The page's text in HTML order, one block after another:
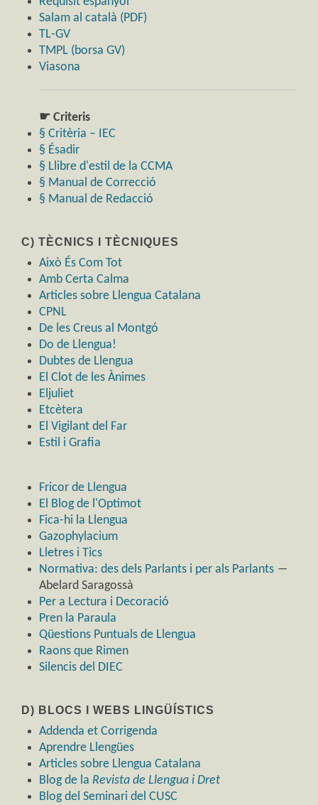
Salam al català (PDF)
TL-GV
TMPL (borsa GV)
Viasona
☛ Criteris
§ Critèria – IEC
§ Ésadir
§ Llibre d'estil de la CCMA
§ Manual de Correcció
§ Manual de Redacció
C) TÈCNICS I TÈCNIQUES
Això És Com Tot
Amb Certa Calma
Articles sobre Llengua Catalana
CPNL
De les Creus al Montgó
Do de Llengua!
Dubtes de Llengua
El Clot de les Ànimes
Eljuliet
Etcètera
El Vigilant del Far
Estil i Grafia
Fricor de Llengua
El Blog de l'Optimot
Fica-hi la Llengua
Gazophylacium
Lletres i Tics
Normativa: des dels Parlants i per als Parlants ―
Abelard Saragossà
Per a Lectura i Decoració
Pren la Paraula
Qüestions Puntuals de Llengua
Raons que Rimen
Silencis del DIEC
D) BLOCS I WEBS LINGÜÍSTICS
Addenda et Corrigenda
Aprendre Llengües
Articles sobre Llengua Catalana
Blog de la Revista de Llengua i Dret
Blog del Seminari del CUSC